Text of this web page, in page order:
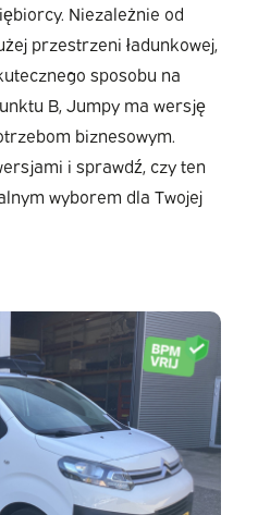
Niezależnie od
przestrzeni ładunkowej,
sposobu na
B, Jumpy ma wersję
biznesowym.
i sprawdź, czy ten
wyborem dla Twojej